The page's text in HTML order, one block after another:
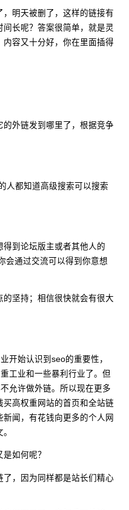
明天被删了，这样的链接有
长呢？答案很简单，就是灵
容又十分好，你在里面插得
外链发到哪里了，根据竞争
人都知道高级搜索可以搜索
到论坛版主或者其他人的
会通过交流可以得到你意想
坚持；相信很快就会有很大
开始认识到seo的重要性，
工业和一些暴利行业了。但
允许做外链。所以现在更多
高权重网站的首页和全站链
闻，有花钱向更多的个人网
如何呢？
，因为同样都是站长们精心